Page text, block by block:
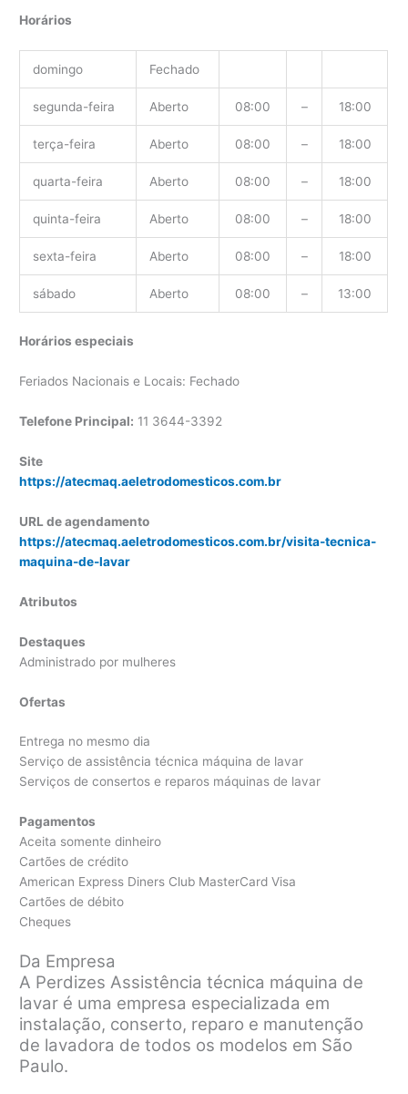
Horários
domingo Fechado
segunda-feira Aberto 08:00 – 18:00
terça-feira Aberto 08:00 – 18:00
quarta-feira Aberto 08:00 – 18:00
quinta-feira Aberto 08:00 – 18:00
sexta-feira Aberto 08:00 – 18:00
sábado Aberto 08:00 – 13:00
Horários especiais
Feriados Nacionais e Locais: Fechado
Telefone Principal: 11 3644-3392
Site
https://atecmaq.aeletrodomesticos.com.br
URL de agendamento
https://atecmaq.aeletrodomesticos.com.br/visita-tecnica-
maquina-de-lavar
Atributos
Destaques
Administrado por mulheres
Ofertas
Entrega no mesmo dia
Serviço de assistência técnica máquina de lavar
Serviços de consertos e reparos máquinas de lavar
Pagamentos
Aceita somente dinheiro
Cartões de crédito
American Express Diners Club MasterCard Visa
Cartões de débito
Cheques
Da Empresa
A Perdizes Assistência técnica máquina de
lavar é uma empresa especializada em
instalação, conserto, reparo e manutenção
de lavadora de todos os modelos em São
Paulo.